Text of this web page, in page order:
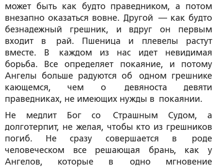
может быть как будто праведником, а потом
внезапно оказаться вовне. Другой — как будто
безнадежный грешник, и вдруг он первым
входит в рай. Пшеница и плевелы растут
вместе. В каждом из нас идет невидимая
борьба. Все определяет покаяние, и потому
Ангелы больше радуются об одном грешнике
кающемся, чем о девяноста девяти
праведниках, не имеющих нужды в покаянии.
Не медлит Бог со Страшным Судом, а
долготерпит, не желая, чтобы кто из грешников
погиб. Не сразу совершается в роде
человеческом все решающая брань, как у
Ангелов, которые в одно мгновение